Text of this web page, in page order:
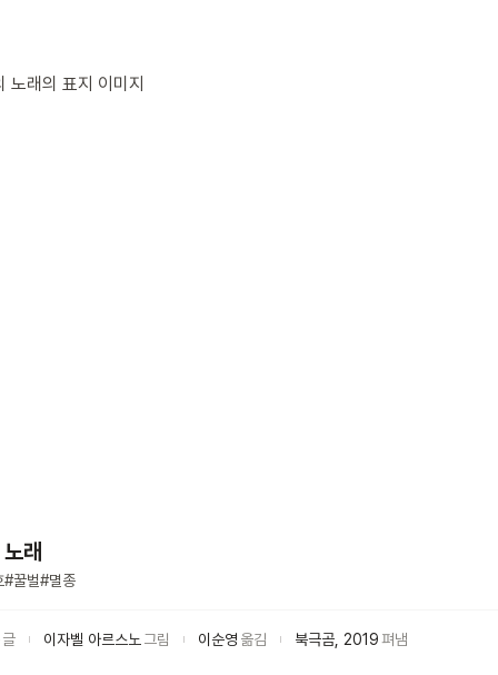
래
#꿀벌#멸종
글 이자벨 아르스노 그림 이순영 옮김 북극곰 2019펴냄